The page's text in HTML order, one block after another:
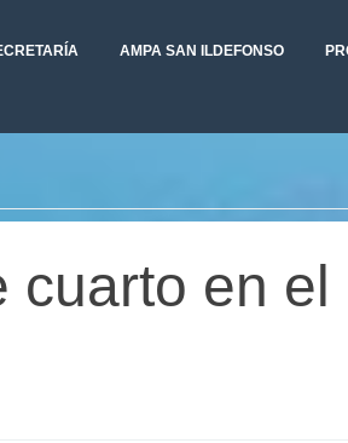
AMPA SAN ILDEFONSO
cuarto en el